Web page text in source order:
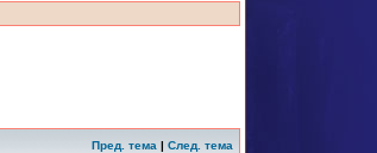
Пред. тема | След. тема